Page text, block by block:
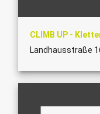
CLIMB UP -
Landhausstraße